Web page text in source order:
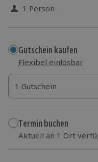
1 Person
Gutschein kaufen
Flexibel einlösbar
1 Gutschein
1 Gutschein
1 Gutschein
Termin buchen
Aktuell an 1 Ort